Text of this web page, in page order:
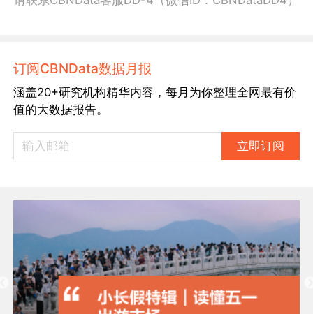
订阅CBNData数据月报
涵盖20+研究机构精华内容，每月为你整理全网最有价
值的大数据报告。
立即订阅